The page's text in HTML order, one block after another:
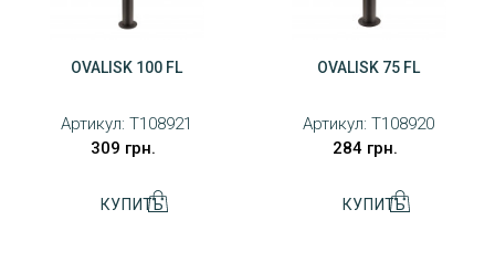
OVALISK 100 FL
Артикул: T108921
309 грн.
OVALISK 75 FL
Артикул: T108920
284 грн.